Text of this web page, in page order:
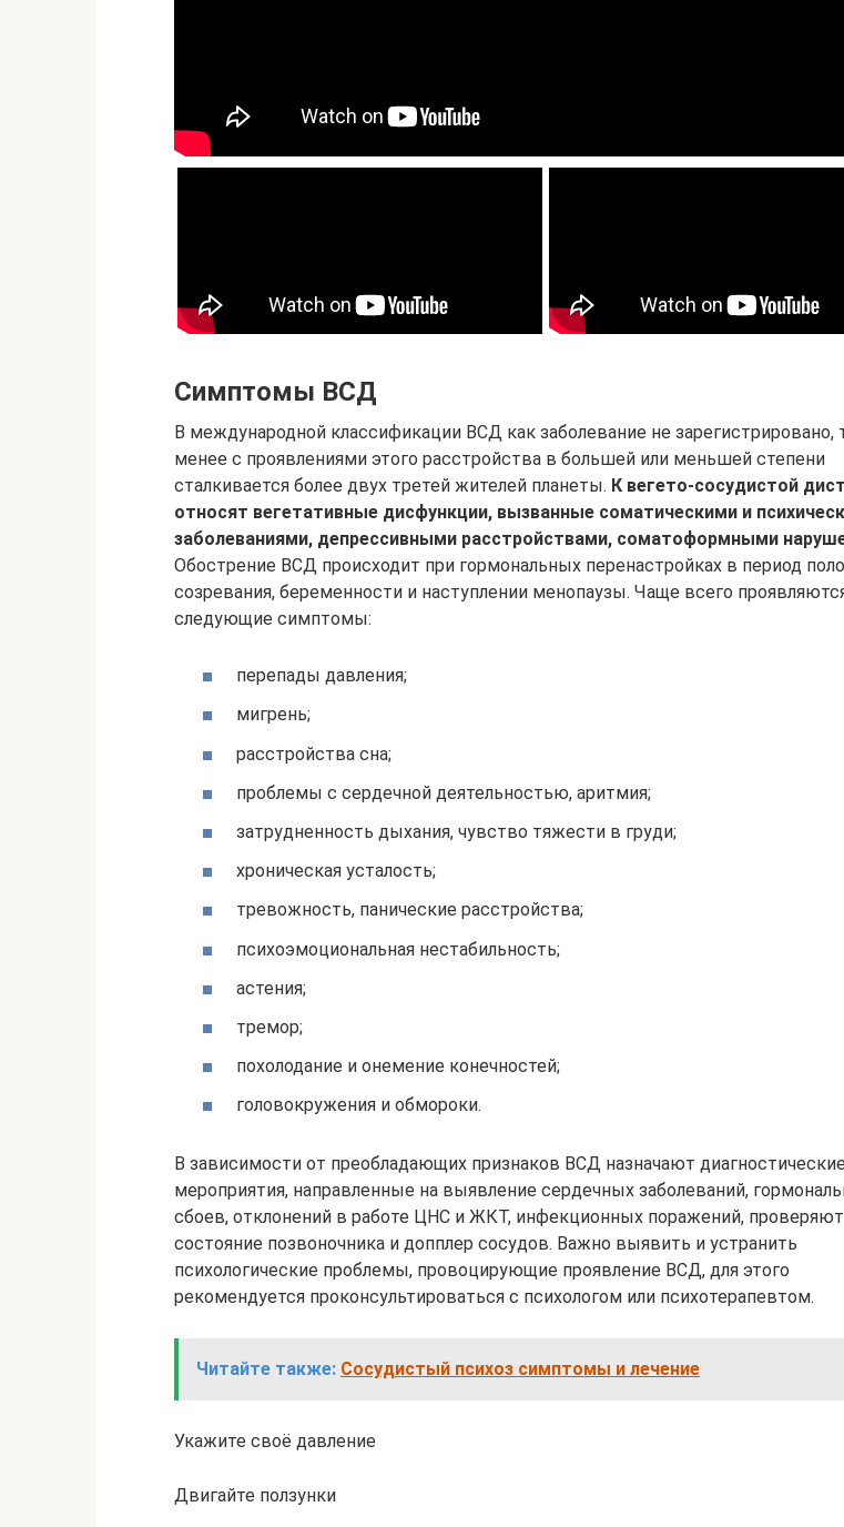
Симптомы ВСД
В международной классификации ВСД как заболевание не зарегистрировано,
менее с проявлениями этого расстройства в большей или меньшей степени
сталкивается более двух третей жителей планеты. К вегето-сосудистой
относят вегетативные дисфункции, вызванные соматическими и
заболеваниями, депрессивными расстройствами, соматоформными
Обострение ВСД происходит при гормональных перенастройках в период
созревания, беременности и наступлении менопаузы. Чаще всего
следующие симптомы:
перепады давления;
мигрень;
расстройства сна;
проблемы с сердечной деятельностью, аритмия;
затрудненность дыхания, чувство тяжести в груди;
хроническая усталость;
тревожность, панические расстройства;
психоэмоциональная нестабильность;
астения;
тремор;
похолодание и онемение конечностей;
головокружения и обмороки.
В зависимости от преобладающих признаков ВСД назначают диагностические
мероприятия, направленные на выявление сердечных заболеваний,
сбоев, отклонений в работе ЦНС и ЖКТ, инфекционных поражений, проверяют
состояние позвоночника и допплер сосудов. Важно выявить и устранить
психологические проблемы, провоцирующие проявление ВСД, для этого
рекомендуется проконсультироваться с психологом или психотерапевтом.
Читайте также: Сосудистый психоз симптомы и лечение
Укажите своё давление
Двигайте ползунки